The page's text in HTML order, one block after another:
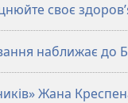
своє
наближає до
Жана